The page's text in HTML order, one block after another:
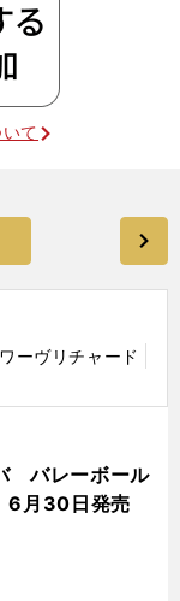
て
ーヴリチャード
バレーボール
月30日発売